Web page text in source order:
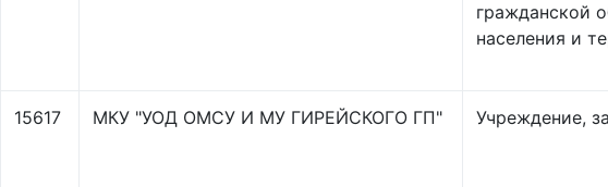
гражданской
населения и
15617 МКУ "УОД ОМСУ И МУ ГИРЕЙСКОГО ГП" Учреждение,